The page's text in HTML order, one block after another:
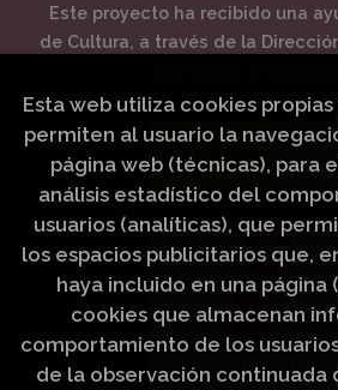
Este proyecto ha recibido una
de Cultura, a través de la
Esta web utiliza cookies
permiten al usuario la
página web (técnicas), para
análisis estadístico del
usuarios (analíticas), que
los espacios publicitarios que,
haya incluido en una página
cookies que almacenan
comportamiento de los
de la observación continuada